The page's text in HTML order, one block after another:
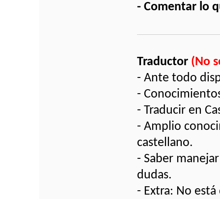
- Comentar lo
Traductor (No
- Ante todo
-
- Traducir en
- Amplio
castellano.
- Saber
dudas.
- Extra: No